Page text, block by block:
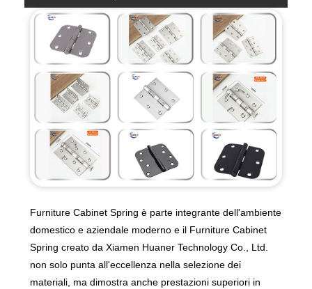
Furniture Cabinet Spring è parte integrante dell'ambiente
domestico e aziendale moderno e il Furniture Cabinet
Spring creato da Xiamen Huaner Technology Co., Ltd.
non solo punta all'eccellenza nella selezione dei
materiali, ma dimostra anche prestazioni superiori in